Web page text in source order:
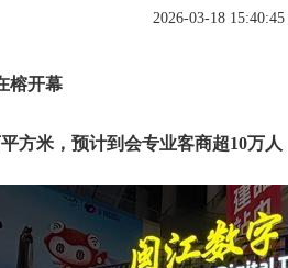
2026-03-18 15:40:45
榕开幕
方米，预计到会专业客商超10万人